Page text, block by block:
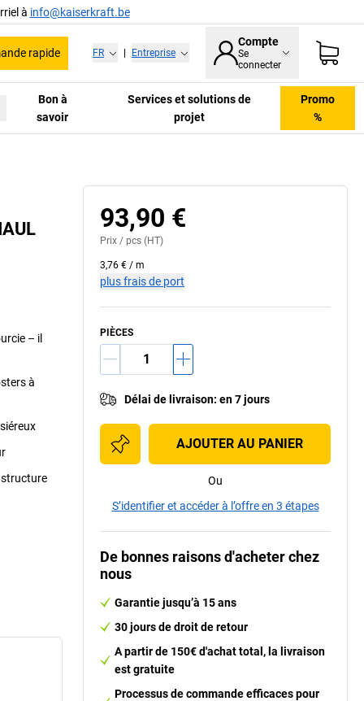
à info@kaiserkraft.be
rapide FR Entreprise
Compte
Se
connecter
Bon à
savoir
Services et solutions de
projet
Promo
%
– il
à
structure
93,90 €
Prix / pcs (HT)
3,76 € / m
plus frais de port
PIÈCES
Délai de livraison: en 7 jours
AJOUTER AU PANIER
Ou
S’identifier et accéder à l’offre en 3 étapes
De bonnes raisons d'acheter chez
nous
Garantie jusqu’à 15 ans
30 jours de droit de retour
A partir de 150€ d'achat total, la livraison
est gratuite
Processus de commande efficaces pour